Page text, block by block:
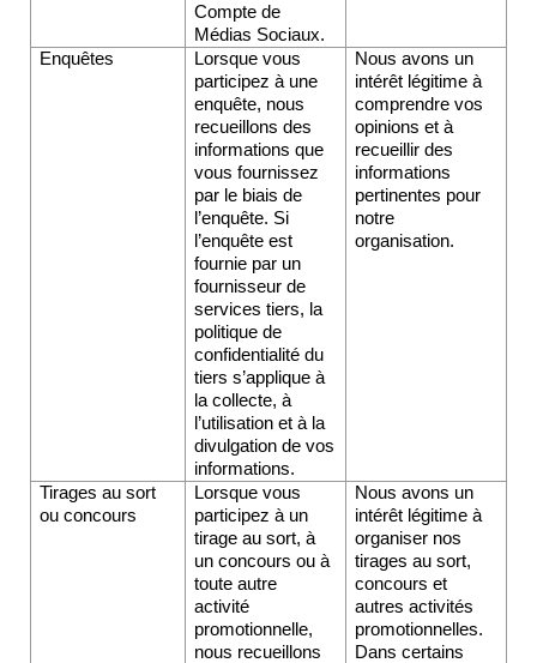
Compte de
Médias Sociaux.
Enquêtes
Lorsque vous
participez à une
enquête, nous
recueillons des
informations que
vous fournissez
par le biais de
l’enquête. Si
l’enquête est
fournie par un
fournisseur de
services tiers, la
politique de
confidentialité du
tiers s’applique à
la collecte, à
l’utilisation et à la
divulgation de vos
informations.
Nous avons un
intérêt légitime à
comprendre vos
opinions et à
recueillir des
informations
pertinentes pour
notre
organisation.
Tirages au sort
ou concours
Lorsque vous
participez à un
tirage au sort, à
un concours ou à
toute autre
activité
promotionnelle,
nous recueillons
Nous avons un
intérêt légitime à
organiser nos
tirages au sort,
concours et
autres activités
promotionnelles.
Dans certains